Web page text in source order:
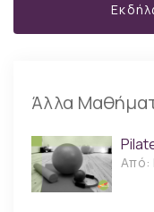
Άλλα
Από: